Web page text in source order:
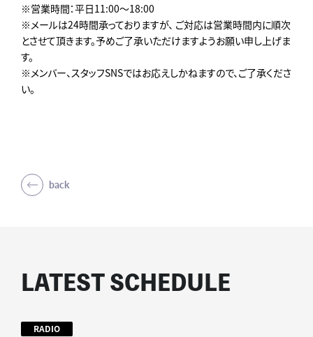
※営業時間：平日11:00～18:00
※メールは24時間承っておりますが、 ご対応は営業時間内に順次
とさせて頂きます。予めご了承いただけますようお願い申し上げま
す。
※メンバー、スタッフSNSではお応えしかねますので、ご了承くださ
い。
back
LATEST SCHEDULE
RADIO